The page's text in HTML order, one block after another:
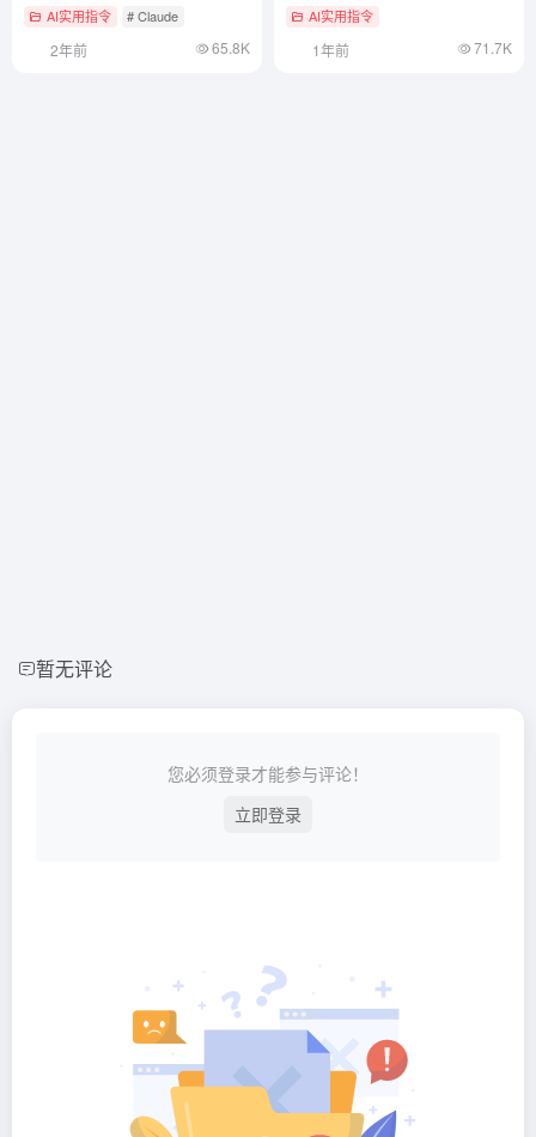
AI实用指令 # Claude
2年前 65.8K
AI实用指令
1年前 71.7K
暂无评论
您必须登录才能参与评论！
立即登录